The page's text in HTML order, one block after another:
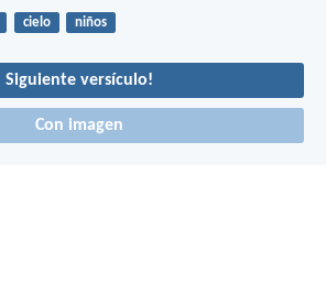
cielo niños
Siguiente versículo!
Con imagen